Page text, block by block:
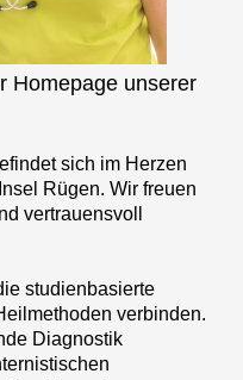
Homepage unserer
sich im Herzen
Rügen. Wir freuen
vertrauensvoll
studienbasierte
verbinden.
Diagnostik